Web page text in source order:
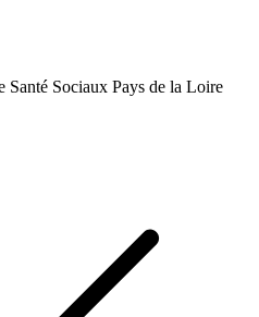
Sociaux Pays de la Loire